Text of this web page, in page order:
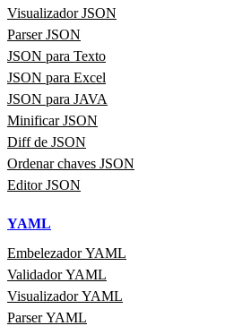
Visualizador JSON
Parser JSON
JSON para Texto
JSON para Excel
JSON para JAVA
Minificar JSON
Diff de JSON
Ordenar chaves JSON
Editor JSON
YAML
Embelezador YAML
Validador YAML
Visualizador YAML
Parser YAML